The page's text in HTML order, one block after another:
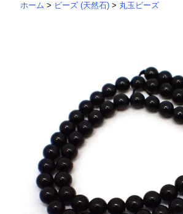
ホーム > ビーズ (天然石) > 丸玉ビーズ